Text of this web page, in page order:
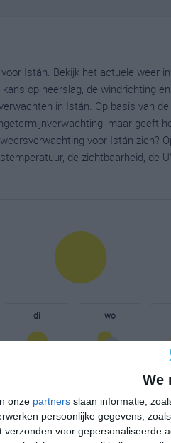
We
onze partners slaan informatie,
persoonlijke gegevens,
verzonden voor gepersonaliseerde
Istán. Bekijk het actuele weer
op neerslag, de windrichting
in Istán. Op basis van
maar geeft
voor Istán zien?
de zichtbaarheid, de
di wo
24°C 22°C 22°C